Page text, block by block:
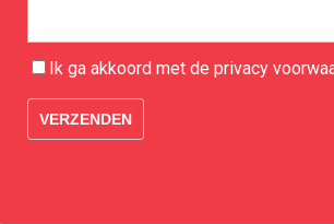
Ik ga akkoord met de privacy